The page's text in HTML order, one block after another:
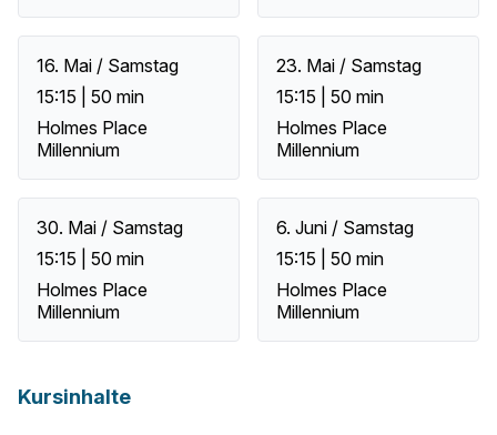
16. Mai / Samstag
15:15 | 50 min
Holmes Place
Millennium
23. Mai / Samstag
15:15 | 50 min
Holmes Place
Millennium
30. Mai / Samstag
15:15 | 50 min
Holmes Place
Millennium
6. Juni / Samstag
15:15 | 50 min
Holmes Place
Millennium
Kursinhalte